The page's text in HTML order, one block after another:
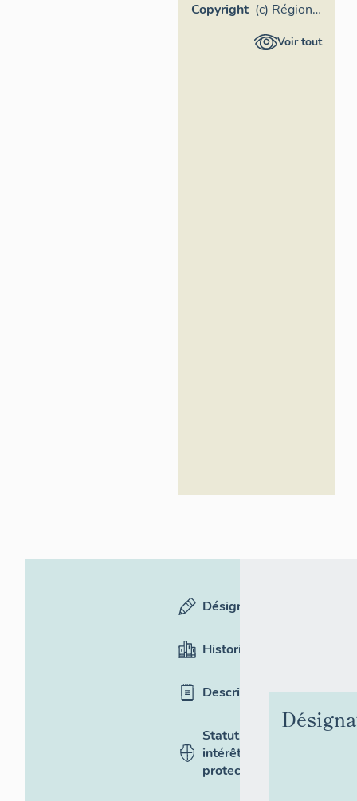
Copyright (c) Région
Pays de la
Voir tout
Désignation
Historique
Description
Statut,
intérêt et
protection